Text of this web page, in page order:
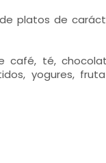
platos de
café, té,
yogures,